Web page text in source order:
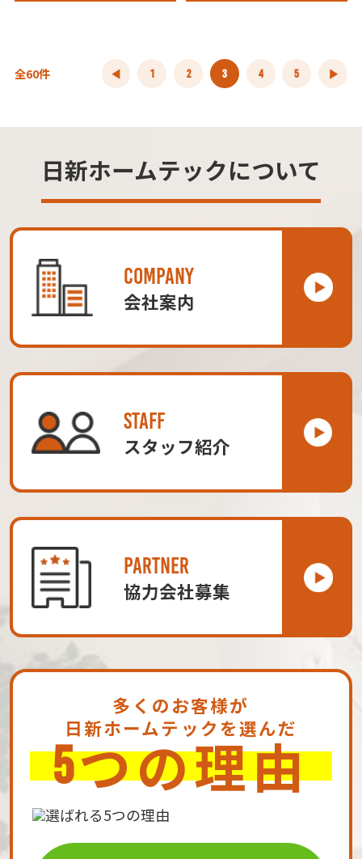
全60件 1 2 3 4 5
日新ホームテックについて
COMPANY
会社案内
STAFF
スタッフ紹介
PARTNER
協力会社募集
多くのお客様が
日新ホームテックを選んだ
5つの理由